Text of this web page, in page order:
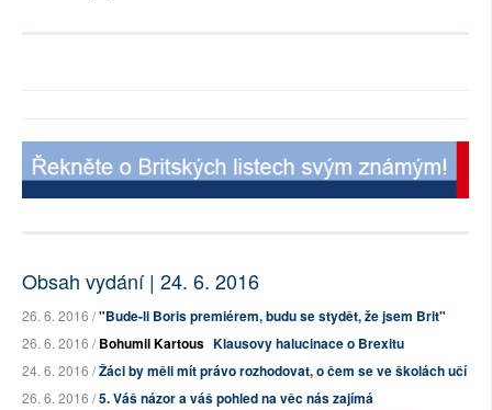
Obsah vydání | 24. 6. 2016
26. 6. 2016 /"Bude-li Boris premiérem, budu se stydět, že jsem Brit"
26. 6. 2016 /Bohumil Kartous Klausovy halucinace o Brexitu
24. 6. 2016 /Žáci by měli mít právo rozhodovat, o čem se ve školách učí
26. 6. 2016 /5. Váš názor a váš pohled na věc nás zajímá